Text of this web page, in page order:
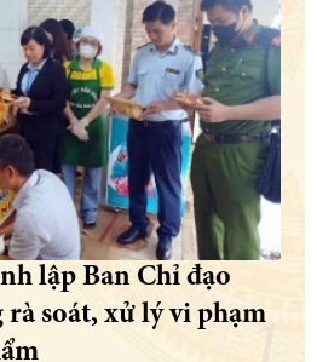
lập Ban Chỉ đạo
soát, xử lý vi phạm